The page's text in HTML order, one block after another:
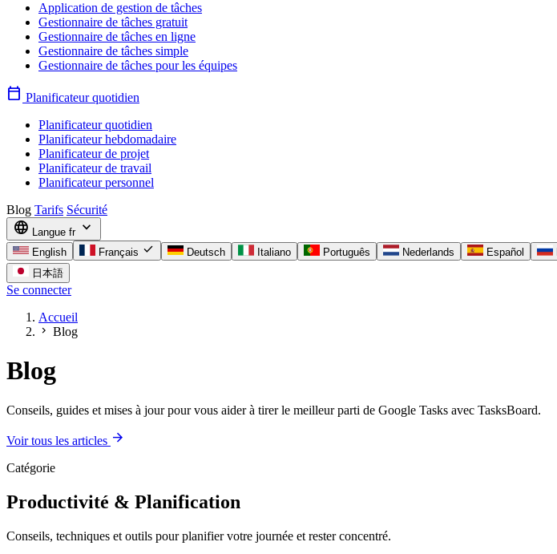
Application de gestion de tâches
Gestionnaire de tâches gratuit
Gestionnaire de tâches en ligne
Gestionnaire de tâches simple
Gestionnaire de tâches pour les équipes
calendar_today Planificateur quotidien
Planificateur quotidien
Planificateur hebdomadaire
Planificateur de projet
Planificateur de travail
Planificateur personnel
Blog Tarifs Sécurité
language Langue fr expand_more
English Français check Deutsch Italiano Português Nederlands Español
日本語
Se connecter
Accueil
chevron_right Blog
Blog
Conseils, guides et mises à jour pour vous aider à tirer le meilleur parti de Google Tasks avec TasksBoard.
Voir tous les articles arrow_forward
Catégorie
Productivité & Planification
Conseils, techniques et outils pour planifier votre journée et rester concentré.